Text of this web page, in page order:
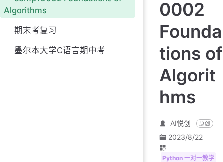
Algorithms
期末考复习
墨尔本大学C语言期中考
0002
Founda
tions of
Algorit
hms
AI悦创 原创
2023/8/22
Python 一对一教学